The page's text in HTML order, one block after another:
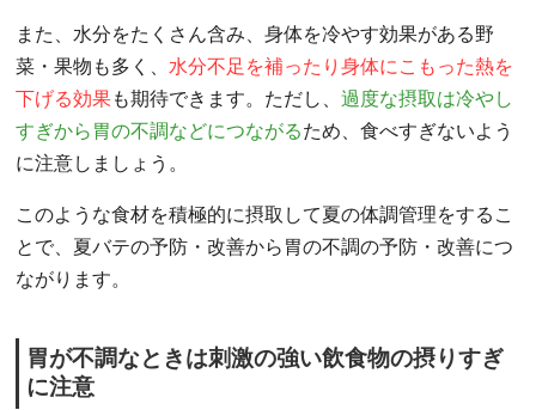
また、水分をたくさん含み、身体を冷やす効果がある野
菜・果物も多く、 水分不足を補ったり身体にこもった熱を
下げる効果も期待できます。ただし、 過度な摂取は冷やし
すぎから胃の不調などにつながるため、食べすぎないよう
に注意しましょう。
このような食材を積極的に摂取して夏の体調管理をするこ
とで、夏バテの予防・改善から胃の不調の予防・改善につ
ながります。
胃が不調なときは刺激の強い飲食物の摂りすぎ
に注意